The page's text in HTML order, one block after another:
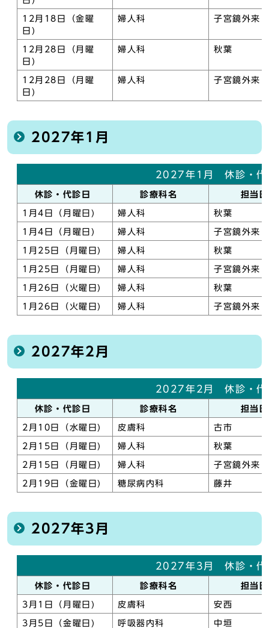
12月18日（金曜
日)
婦人科 子宮鏡外来
12月28日（月曜
日)
婦人科 秋葉
12月28日（月曜
日)
婦人科 子宮鏡外来
2027年1月
2027年1月 休診・代
休診・代診日 診療科名 担当
1月4日（月曜日) 婦人科 秋葉
1月4日（月曜日) 婦人科 子宮鏡外来
1月25日（月曜日) 婦人科 秋葉
1月25日（月曜日) 婦人科 子宮鏡外来
1月26日（火曜日) 婦人科 秋葉
1月26日（火曜日) 婦人科 子宮鏡外来
2027年2月
2027年2月 休診・代
休診・代診日 診療科名 担当
2月10日（水曜日) 皮膚科 古市
2月15日（月曜日) 婦人科 秋葉
2月15日（月曜日) 婦人科 子宮鏡外来
2月19日（金曜日) 糖尿病内科 藤井
2027年3月
2027年3月 休診・代
休診・代診日 診療科名 担当
3月1日（月曜日) 皮膚科 安西
3月5日（金曜日) 呼吸器内科 中垣